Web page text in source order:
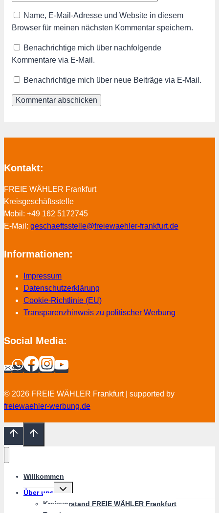
Name, E-Mail-Adresse und Website in diesem
Browser für meinen nächsten Kommentar speichern.
Benachrichtige mich über nachfolgende
Kommentare via E-Mail.
Benachrichtige mich über neue Beiträge via E-Mail.
Kontakt:
FREIE WÄHLER Frankfurt
Kreisgeschäftsstelle
Mobil: +49 162 5172745
E-Mail: geschaeftsstelle@freiewaehler-frankfurt.de
Informationen:
Impressum
Datenschutzerklärung
Cookie-Richtlinie (EU)
Transparenzhinweis zu politischer Werbung
Social Media:
© 2026 FREIE WÄHLER Frankfurt | supported by
freiewaehler-werbung.de
Willkommen
Über uns
Untermenü
umschalten
Kreisvorstand FREIE WÄHLER Frankfurt